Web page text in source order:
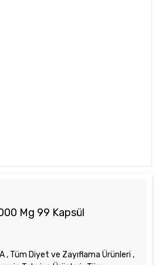
Mg 99 Kapsül
, Tüm Diyet ve Zayıflama Ürünleri ,